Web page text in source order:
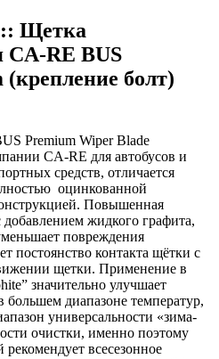
Щетка
CA-RE BUS
болт)
Premium Wiper Blade
CA-RE для автобусов и
средств, отличается
оцинкованной
Повышенная
жидкого графита,
повреждения
постоянство контакта щётки с
щетки. Применение в
значительно улучшает
большем диапазоне температур,
универсальности «зима-
очистки, именно поэтому
всесезонное